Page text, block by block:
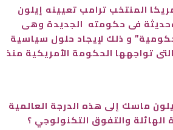
المنتخب ترامب تعيينه إيلون
فى حكومته الجديدة وهى
و ذلك لإيجاد حلول سياسية
تواجهها الحكومة الأمريكية منذ
ماسك إلى هذه الدرجة العالمية
الهائلة والتفوق التكنولوجي ؟